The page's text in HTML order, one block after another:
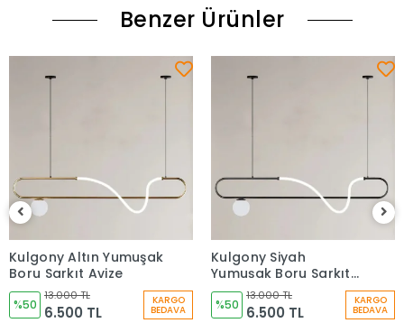
Benzer Ürünler
Kulgony Altın Yumuşak
Boru Sarkıt Avize
%50
13.000 TL
6.500 TL
KARGO
BEDAVA
Kulgony Siyah
Yumuşak Boru Sarkıt
Avize
%50
13.000 TL
6.500 TL
KARGO
BEDAVA